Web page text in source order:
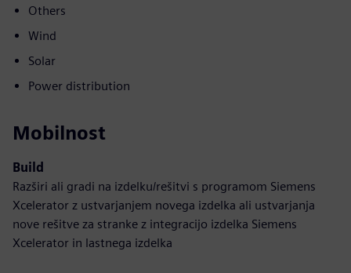
Others
Wind
Solar
Power distribution
Mobilnost
Build
Razširi ali gradi na izdelku/rešitvi s programom Siemens
Xcelerator z ustvarjanjem novega izdelka ali ustvarjanja
nove rešitve za stranke z integracijo izdelka Siemens
Xcelerator in lastnega izdelka